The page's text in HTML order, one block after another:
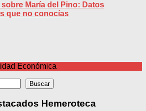
María del Pino: Datos
que no conocías
Económica
Buscar
Hemeroteca